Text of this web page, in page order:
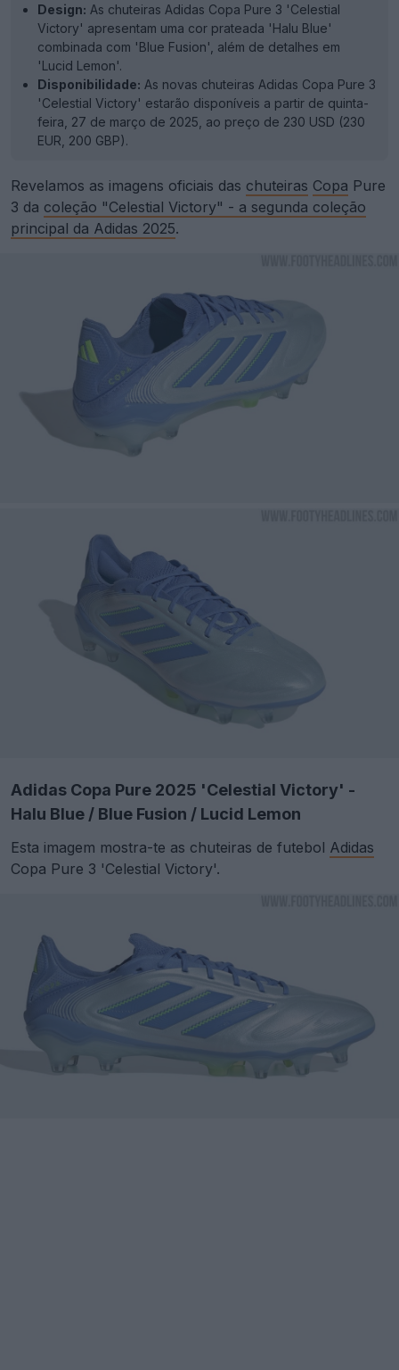
Design: As chuteiras Adidas Copa Pure 3 'Celestial
Victory' apresentam uma cor prateada 'Halu Blue'
combinada com 'Blue Fusion', além de detalhes em
'Lucid Lemon'.
Disponibilidade: As novas chuteiras Adidas Copa Pure 3
'Celestial Victory' estarão disponíveis a partir de quinta-
feira, 27 de março de 2025, ao preço de 230 USD (230
EUR, 200 GBP).
Revelamos as imagens oficiais das chuteiras Copa Pure
3 da coleção "Celestial Victory" - a segunda coleção
principal da Adidas 2025.
Adidas Copa Pure 2025 'Celestial Victory' -
Halu Blue / Blue Fusion / Lucid Lemon
Esta imagem mostra-te as chuteiras de futebol Adidas
Copa Pure 3 'Celestial Victory'.